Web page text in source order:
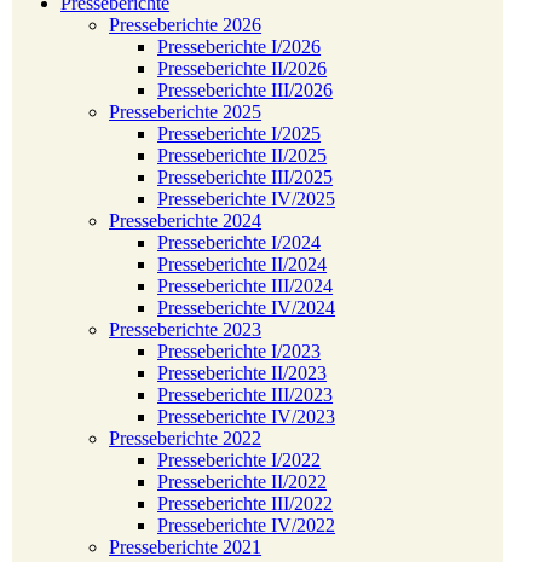
Presseberichte 2026
Presseberichte I/2026
Presseberichte II/2026
Presseberichte III/2026
Presseberichte 2025
Presseberichte I/2025
Presseberichte II/2025
Presseberichte III/2025
Presseberichte IV/2025
Presseberichte 2024
Presseberichte I/2024
Presseberichte II/2024
Presseberichte III/2024
Presseberichte IV/2024
Presseberichte 2023
Presseberichte I/2023
Presseberichte II/2023
Presseberichte III/2023
Presseberichte IV/2023
Presseberichte 2022
Presseberichte I/2022
Presseberichte II/2022
Presseberichte III/2022
Presseberichte IV/2022
Presseberichte 2021